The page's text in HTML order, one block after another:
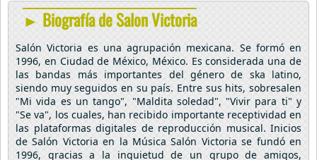
► Biografía de Salon Victoria
Salón Victoria es una agrupación mexicana. Se formó en
1996, en Ciudad de México, México. Es considerada una de
las bandas más importantes del género de ska latino,
siendo muy seguidos en su país. Entre sus hits, sobresalen
"Mi vida es un tango", "Maldita soledad", "Vivir para ti" y
"Se va", los cuales, han recibido importante receptividad en
las plataformas digitales de reproducción musical. Inicios
de Salón Victoria en la Música Salón Victoria se fundó en
1996, gracias a la inquietud de un grupo de amigos,